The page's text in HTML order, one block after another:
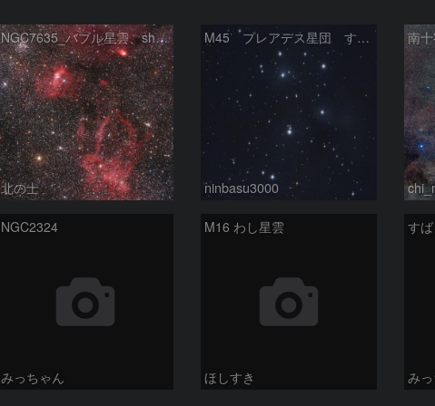
NGC7635_バブル星雲、sh2-157_くわがた星雲
北の士
M45 プレアデス星団 すばる
ninbasu3000
南
NGC2324
みっちゃん
M16 わし星雲
ほしすき
すば
み